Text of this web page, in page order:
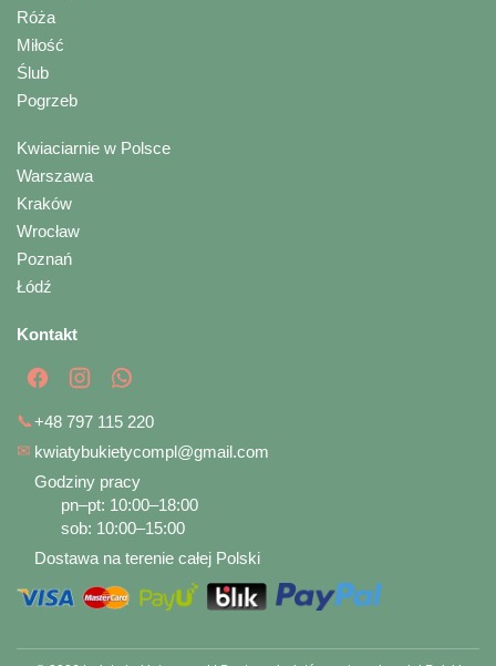
Róża
Miłość
Ślub
Pogrzeb
Kwiaciarnie w Polsce
Warszawa
Kraków
Wrocław
Poznań
Łódź
Kontakt
📞+48 797 115 220
✉ kwiatybukietycompl@gmail.com
Godziny pracy
pn–pt: 10:00–18:00
sob: 10:00–15:00
Dostawa na terenie całej Polski